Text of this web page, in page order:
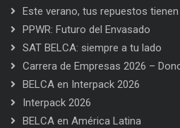
Este verano, tus repuestos
PPWR: Futuro del Envasado
SAT BELCA: siempre a tu lado
Carrera de Empresas 2026 –
BELCA en Interpack 2026
Interpack 2026
BELCA en América Latina